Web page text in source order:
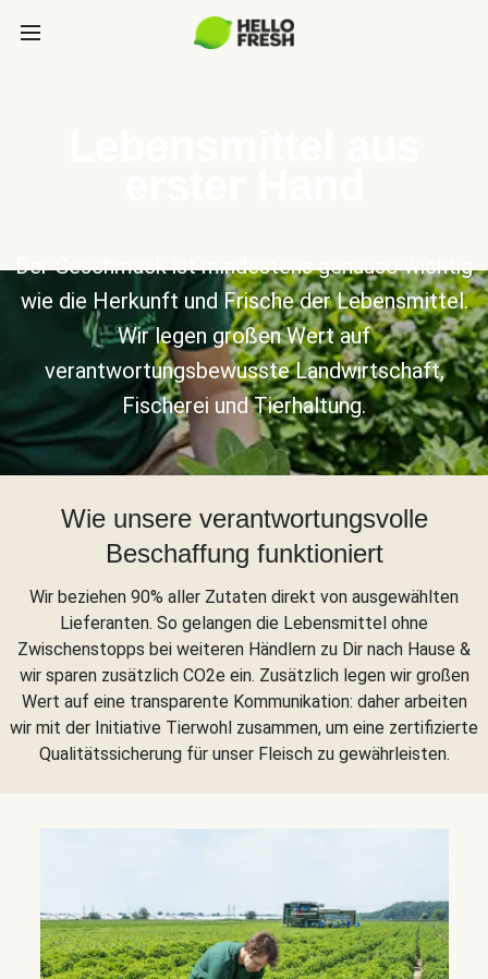
Der Geschmack ist mindestens genauso wichtig
wie die Herkunft und Frische der Lebensmittel.
Wir legen großen Wert auf
verantwortungsbewusste Landwirtschaft,
Fischerei und Tierhaltung.
Wie unsere verantwortungsvolle
Beschaffung funktioniert
Wir beziehen 90% aller Zutaten direkt von ausgewählten
Lieferanten. So gelangen die Lebensmittel ohne
Zwischenstopps bei weiteren Händlern zu Dir nach Hause &
wir sparen zusätzlich CO2e ein. Zusätzlich legen wir großen
Wert auf eine transparente Kommunikation: daher arbeiten
wir mit der Initiative Tierwohl zusammen, um eine zertifizierte
Qualitätssicherung für unser Fleisch zu gewährleisten.